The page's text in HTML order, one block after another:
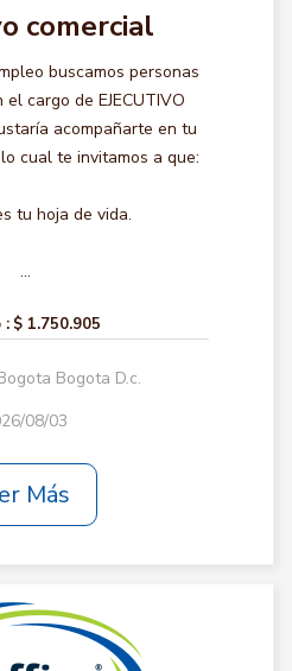
comercial
buscamos personas
cargo de EJECUTIVO
acompañarte en tu
cual te invitamos a que:
tu hoja de vida.
...
: $ 1.750.905
Bogota D.c.
08/03
Más